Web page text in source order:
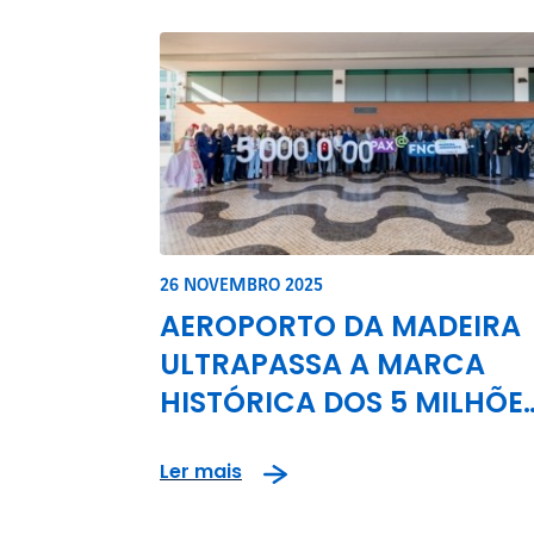
26 NOVEMBRO 2025
AEROPORTO DA MADEIRA
ULTRAPASSA A MARCA
HISTÓRICA DOS 5
Ler mais